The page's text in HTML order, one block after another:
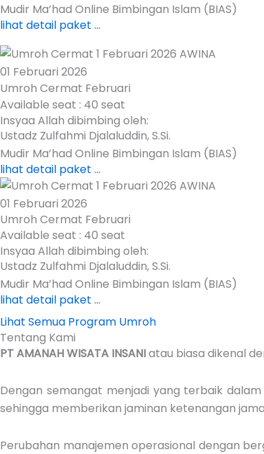
Mudir Ma’had Online Bimbingan Islam (BIAS)
lihat detail paket ...
01 Februari 2026
Umroh Cermat Februari
Available seat : 40 seat
Insyaa Allah dibimbing oleh:
Ustadz Zulfahmi Djalaluddin, S.Si.
Mudir Ma’had Online Bimbingan Islam (BIAS)
lihat detail paket ...
01 Februari 2026
Umroh Cermat Februari
Available seat : 40 seat
Insyaa Allah dibimbing oleh:
Ustadz Zulfahmi Djalaluddin, S.Si.
Mudir Ma’had Online Bimbingan Islam (BIAS)
lihat detail paket ...
Lihat Semua Program Umroh
Tentang Kami
PT AMANAH WISATA INSANIatau biasa dikenal
Dengan semangat menjadi yang terbaik
sehingga memberikan jaminan ketenangan
Perubahan manajemen operasional dengan